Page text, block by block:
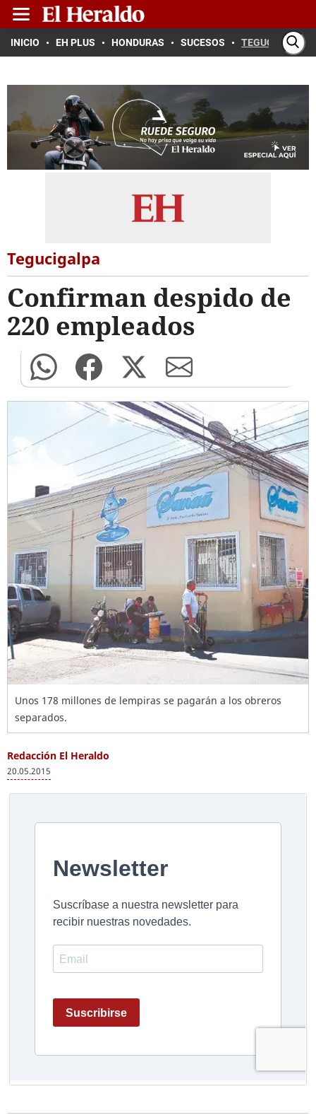
INICIO EH PLUS HONDURAS SUCESOS TEGUCIGALPA
Tegucigalpa
Confirman despido de
220 empleados
Unos 178 millones de lempiras se pagarán a los obreros
separados.
Redacción El Heraldo
20.05.2015